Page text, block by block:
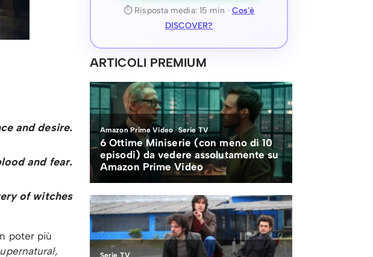
and desire.
and fear.
of witches
poter più
⏱ Risposta media: 15 min · Cos'è
DISCOVER?
ARTICOLI PREMIUM